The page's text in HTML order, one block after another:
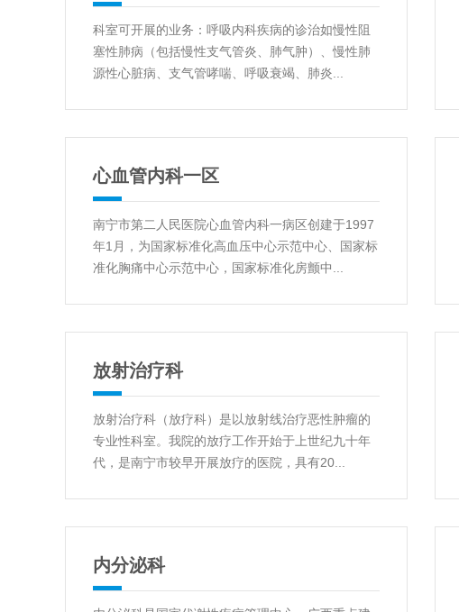
科室可开展的业务：呼吸内科疾病的诊治如慢性阻
塞性肺病（包括慢性支气管炎、肺气肿）、慢性肺
源性心脏病、支气管哮喘、呼吸衰竭、肺炎...
心血管内科一区
南宁市第二人民医院心血管内科一病区创建于1997
年1月，为国家标准化高血压中心示范中心、国家标
准化胸痛中心示范中心，国家标准化房颤中...
放射治疗科
放射治疗科（放疗科）是以放射线治疗恶性肿瘤的
专业性科室。我院的放疗工作开始于上世纪九十年
代，是南宁市较早开展放疗的医院，具有20...
内分泌科